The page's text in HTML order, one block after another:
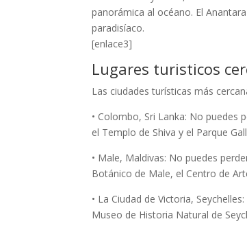
panorámica al océano. El
paradisíaco.
[enlace3]
Lugares turisticos
Las ciudades turísticas más
• Colombo, Sri Lanka: No puedes
el Templo de Shiva y el Parque
• Male, Maldivas: No puedes
Botánico de Male, el Centro de
• La Ciudad de Victoria,
Museo de Historia Natural de